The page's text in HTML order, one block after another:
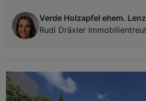
Verde Holzapfel ehem. Lenz
Rudi Dräxler